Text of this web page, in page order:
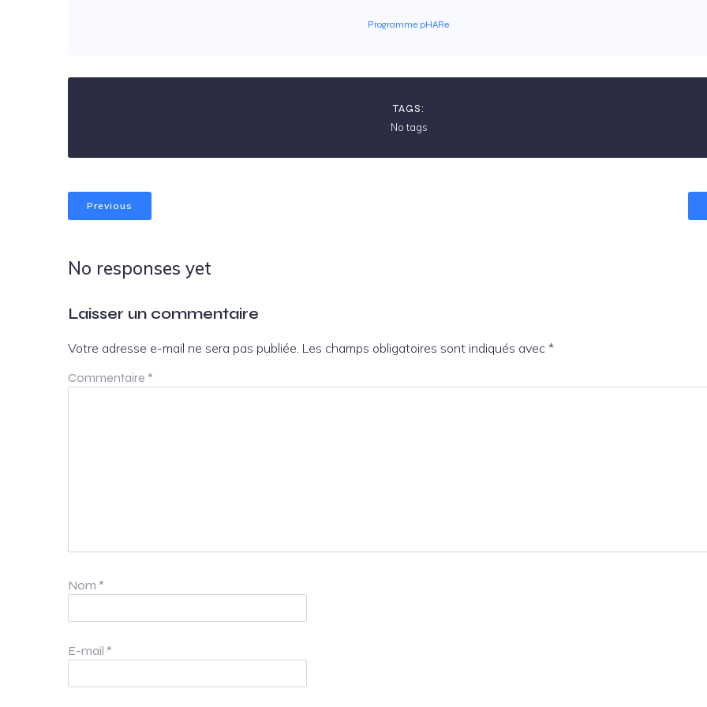
Programme pHARe
TAGS:
No tags
Previous
No responses yet
Laisser un commentaire
Votre adresse e-mail ne sera pas publiée. Les champs obligatoires sont indiqués avec *
Commentaire *
Nom *
E-mail *